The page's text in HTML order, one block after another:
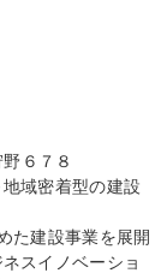
６７８
域密着型の建設
た建設事業を展開
スイノベーショ